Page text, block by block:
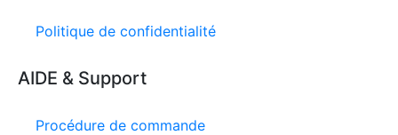
Politique de confidentialité
AIDE & Support
Procédure de commande